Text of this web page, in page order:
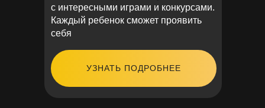
с интересными играми и конкурсами.
Каждый ребенок сможет проявить
себя
УЗНАТЬ ПОДРОБНЕЕ